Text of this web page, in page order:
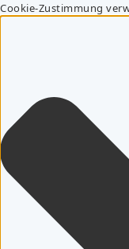
Cookie-Zustimmung